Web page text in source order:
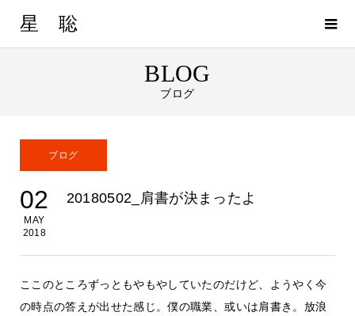
星 聡
BLOG
ブログ
ブログ
02
MAY
2018
20180502_肩書が決まったよ
ここのところずっともやもやしていたのだけど、ようやく今
の時点の答えが出せた感じ。僕の職業、或いは肩書き。放浪